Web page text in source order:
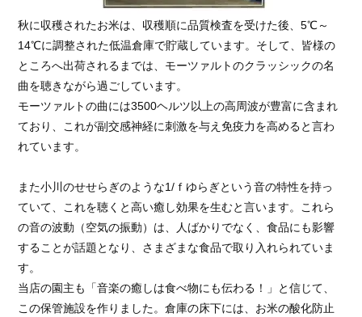
秋に収穫されたお米は、収穫順に品質検査を受けた後、5℃～
14℃に調整された低温倉庫で貯蔵しています。そして、皆様の
ところへ出荷されるまでは、モーツァルトのクラッシックの名
曲を聴きながら過ごしています。
モーツァルトの曲には3500ヘルツ以上の高周波が豊富に含まれ
ており、これが副交感神経に刺激を与え免疫力を高めると言わ
れています。
また小川のせせらぎのような1/ｆゆらぎという音の特性を持っ
ていて、これを聴くと高い癒し効果を生むと言います。これら
の音の波動（空気の振動）は、人ばかりでなく、食品にも影響
することが話題となり、さまざまな食品で取り入れられていま
す。
当店の園主も「音楽の癒しは食べ物にも伝わる！」と信じて、
この保管施設を作りました。倉庫の床下には、お米の酸化防止